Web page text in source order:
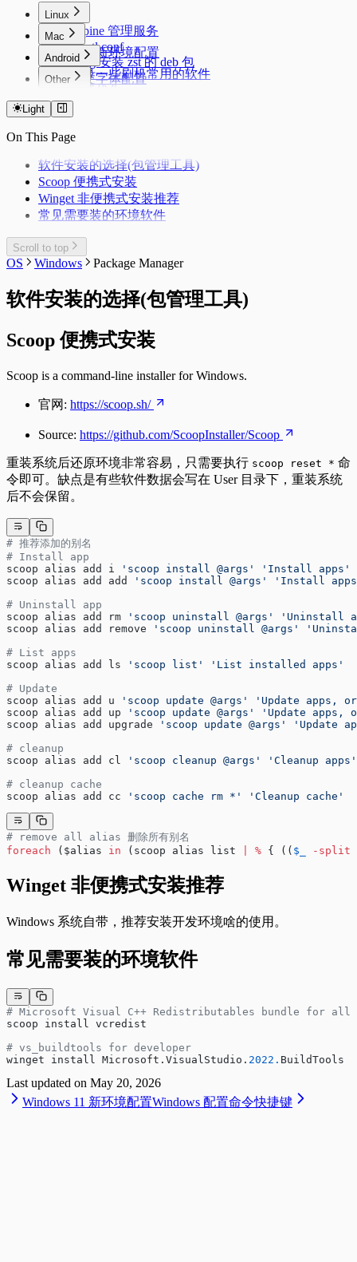
Linux
Alpine 管理服务
sysctl.conf
dpkg 安装 zst 的 deb 包
中文字体配置
Linux 下的 Android
Swap
Mac
Mac 新环境配置
Android
记录一些刷机常用的软件
安卓优化
拨号快捷键
Kernelsu Overlayfs
Other
PVE CPU 省电配置
Light
On This Page
软件安装的选择(包管理工具)
Scoop 便携式安装
Winget 非便携式安装推荐
常见需要装的环境软件
Scroll to top
OS Windows Package Manager
软件安装的选择(包管理工具)
Scoop 便携式安装
Scoop is a command-line installer for Windows.
官网: https://scoop.sh/
Source: https://github.com/ScoopInstaller/Scoop
重装系统后还原环境非常容易，只需要执行 scoop reset * 命
令即可。缺点是有些软件数据会写在 User 目录下，重装系统
后不会保留。
# 推荐添加的别名
# Install app
scoop alias add i
'scoop install @args'
'Install apps'
scoop alias add add
'scoop install @args'
'Install
# Uninstall app
scoop alias add rm
'scoop uninstall @args'
'Uninstall
scoop alias add remove
'scoop uninstall @args'
# List apps
scoop alias add ls
'scoop list'
'List installed apps'
# Update
scoop alias add u
'scoop update @args'
'Update apps,
scoop alias add up
'scoop update @args'
'Update apps,
scoop alias add upgrade
'scoop update @args'
'Update
# cleanup
scoop alias add cl
'scoop cleanup @args'
'Cleanup apps'
# cleanup cache
scoop alias add cc
'scoop cache rm *' 'Cleanup cache'
# remove all alias 删除所有别名
foreach ($alias in (scoop alias list % { (( $_ -split
Winget 非便携式安装推荐
Windows 系统自带，推荐安装开发环境啥的使用。
常见需要装的环境软件
# Microsoft Visual C++ Redistributables bundle for all
scoop install vcredist
# vs_buildtools for developer
winget install Microsoft.VisualStudio. 2022. BuildTools
Last updated on May 20, 2026
Windows 11 新环境配置Windows 配置命令快捷键